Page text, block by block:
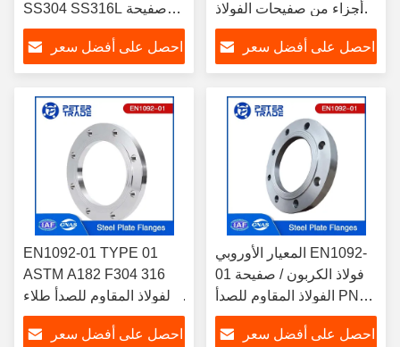
SS304 SS316L صفيحة
الصفيحة ذات الوجه
المسطح PN 63 PLFF في
تطبيقات الضغط العالي
احصل على أفضل سعر
أجزاء من صفيحات الفولاذ
المقاوم للصدأ
احصل على أفضل سعر
EN1092-01 TYPE 01
ASTM A182 F304 316
الفولاذ المقاوم للصدأ طلاء
الصفحة المسطحة PN 25
PLFF DN10-DN800
احصل على أفضل سعر
المعيار الأوروبي EN1092-
01 فولاذ الكربون / صفيحة
الفولاذ المقاوم للصدأ PN16
PLFF PLRF وجه مسطح /
وجه مرتفعاحصل على أفضل سعر